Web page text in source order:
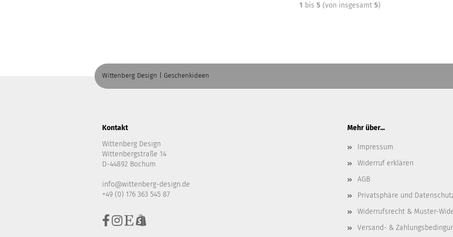
1 bis 5 (von insgesamt 5)
Wittenberg Design | Geschenkideen
Kontakt
Wittenberg Design
Wittenbergstraße 14
D-44892 Bochum
info@wittenberg-design.de
+49 (0) 176 363 545 87
Mehr über...
Impressum
Widerruf erklären
AGB
Privatsphäre und
Widerrufsrecht & Muster-
Versand- &